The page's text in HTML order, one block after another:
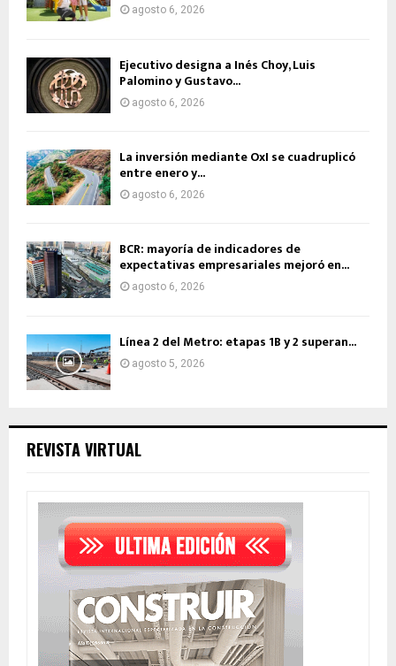
agosto 6, 2026
Ejecutivo designa a Inés Choy, Luis
Palomino y Gustavo...
agosto 6, 2026
La inversión mediante OxI se cuadruplicó
entre enero y...
agosto 6, 2026
BCR: mayoría de indicadores de
expectativas empresariales mejoró en...
agosto 6, 2026
Línea 2 del Metro: etapas 1B y 2 superan...
agosto 5, 2026
REVISTA VIRTUAL